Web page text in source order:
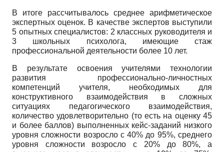
В итоге рассчитывалось среднее арифметическое
экспертных оценок. В качестве экспертов выступили
5 опытных специалистов: 2 классных руководителя и
3 школьных психолога, имеющие стаж
профессиональной деятельности более 10 лет.
В результате освоения учителями технологии
развития профессионально-личностных
компетенций учителя, необходимых для
конструктивного взаимодействия в сложных
ситуациях педагогического взаимодействия,
количество удовлетворительно (то есть на оценку 45
и более баллов) выполненных кейс-заданий низкого
уровня сложности возросло с 40% до 95%, среднего
уровня сложности возросло с 20% до 80%, а